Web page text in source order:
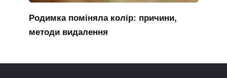
Родимка поміняла колір: причини,
методи видалення